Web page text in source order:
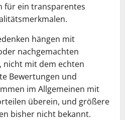
für ein transparentes
hängen mit
nachgemachten
nicht mit dem echten
Bewertungen und
im Allgemeinen mit
überein, und größere
bisher nicht bekannt.